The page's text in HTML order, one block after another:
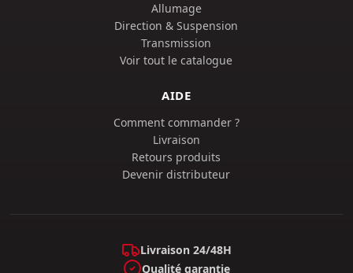
Allumage
Direction & Suspension
Transmission
Voir tout le catalogue
AIDE
Comment commander ?
Livraison
Retours produits
Devenir distributeur
Livraison 24/48H
Qualité garantie